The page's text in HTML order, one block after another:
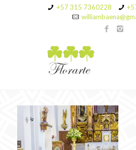
+57 315 7360228